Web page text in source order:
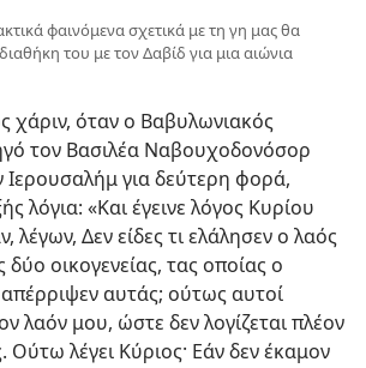
φαινόμενα σχετικά με τη γη μας θα
του με τον Δαβίδ για μια αιώνια
χάριν, όταν ο Βαβυλωνιακός
τον Βασιλέα Ναβουχοδονόσορ
Ιερουσαλήμ για δεύτερη φορά,
λόγια: «Και έγεινε λόγος Κυρίου
λέγων, Δεν είδες τι ελάλησεν ο λαός
δύο οικογενείας, τας οποίας ο
απέρριψεν αυτάς; ούτως αυτοί
λαόν μου, ώστε δεν λογίζεται πλέον
Ούτω λέγει Κύριος· Εάν δεν έκαμον